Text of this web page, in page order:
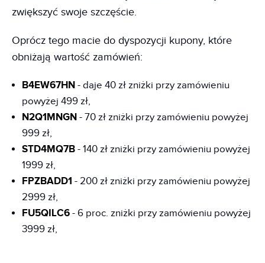
zwiększyć swoje szczęście.
Oprócz tego macie do dyspozycji kupony, które
obniżają wartość zamówień:
B4EW67HN - daje 40 zł zniżki przy zamówieniu
powyżej 499 zł,
N2Q1MNGN - 70 zł zniżki przy zamówieniu powyżej
999 zł,
STD4MQ7B - 140 zł zniżki przy zamówieniu powyżej
1999 zł,
FPZBADD1 - 200 zł zniżki przy zamówieniu powyżej
2999 zł,
FU5QILC6 - 6 proc. zniżki przy zamówieniu powyżej
3999 zł,